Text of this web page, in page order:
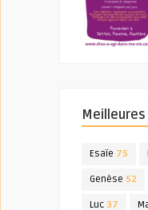
Esaïe 75
Genèse 52
Luc 37